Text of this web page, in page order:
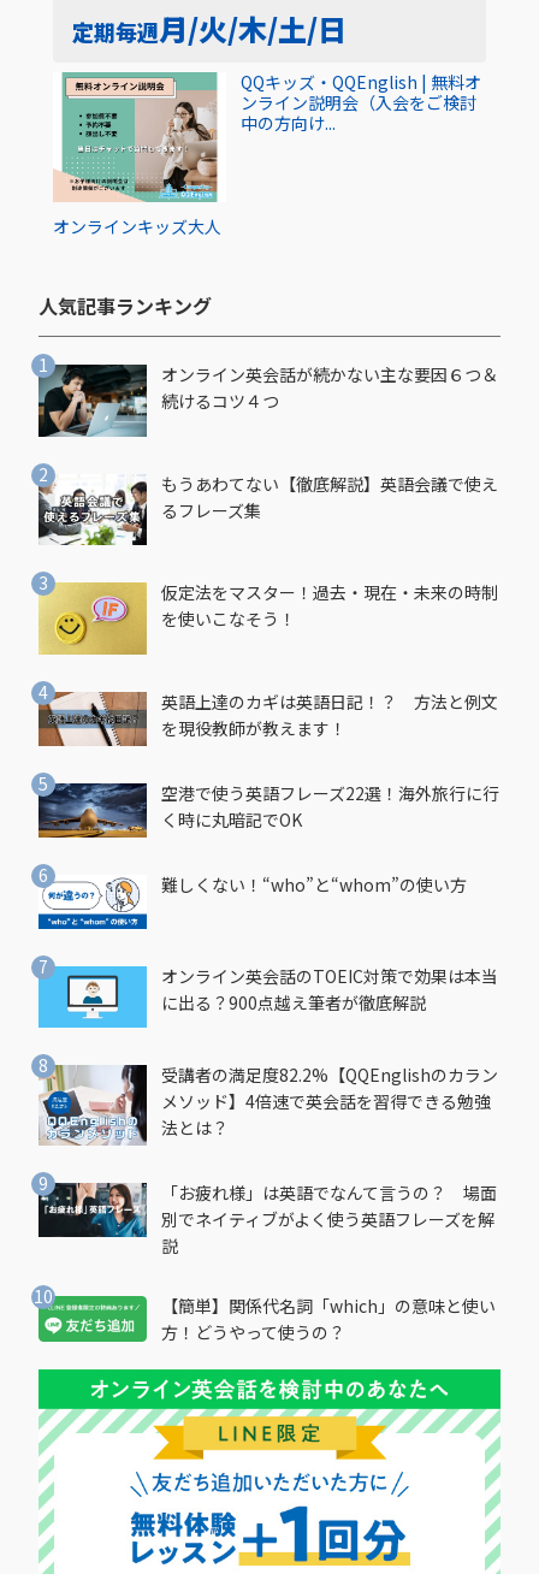
定期毎週月/火/木/土/日
オンラインキッズ大人
QQキッズ・QQEnglish | 無料オ
ンライン説明会（入会をご検討
中の方向け...
人気記事ランキング​
オンライン英会話が続かない主な要因６つ＆
続けるコツ４つ
もうあわてない【徹底解説】英語会議で使え
るフレーズ集
仮定法をマスター！過去・現在・未来の時制
を使いこなそう！
英語上達のカギは英語日記！？ 方法と例文
を現役教師が教えます！
空港で使う英語フレーズ22選！海外旅行に行
く時に丸暗記でOK
難しくない！“who”と“whom”の使い方
オンライン英会話のTOEIC対策で効果は本当
に出る？900点越え筆者が徹底解説
受講者の満足度82.2%【QQEnglishのカラン
メソッド】4倍速で英会話を習得できる勉強
法とは？
「お疲れ様」は英語でなんて言うの？ 場面
別でネイティブがよく使う英語フレーズを解
説
【簡単】関係代名詞「which」の意味と使い
方！どうやって使うの？